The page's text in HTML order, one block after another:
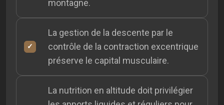
montagne.
La gestion de la descente par le
contrôle de la contraction excentrique
préserve le capital musculaire.
La nutrition en altitude doit privilégier